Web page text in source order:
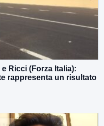
Ricci (Forza Italia):
rappresenta un risultato